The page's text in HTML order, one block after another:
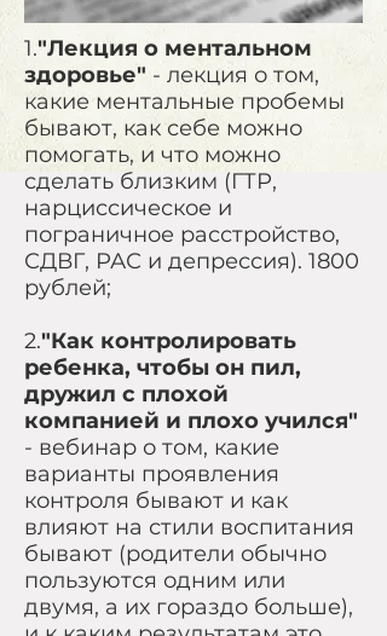
1."Лекция о ментальном
здоровье" - лекция о том,
какие ментальные пробемы
бывают, как себе можно
помогать, и что можно
сделать близким (ГТР,
нарциссическое и
пограничное расстройство,
СДВГ, РАС и депрессия). 1800
рублей;
2."Как контролировать
ребенка, чтобы он пил,
дружил с плохой
компанией и плохо учился"
- вебинар о том, какие
варианты проявления
контроля бывают и как
влияют на стили воспитания
бывают (родители обычно
пользуются одним или
двумя, а их гораздо больше),